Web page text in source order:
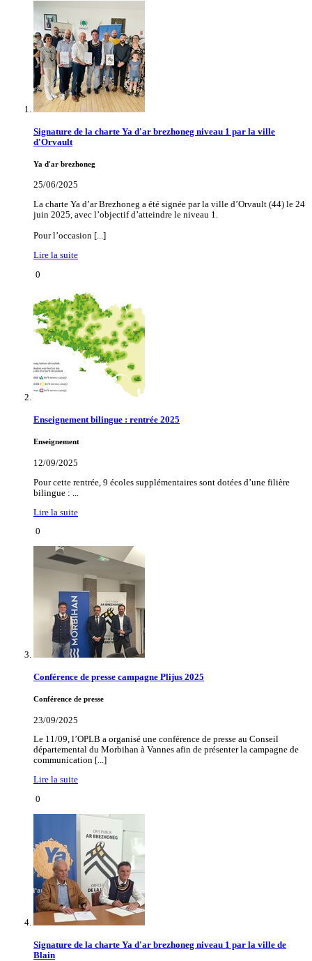
Signature de la charte Ya d'ar brezhoneg niveau 1 par la ville
d'Orvault
Ya d'ar brezhoneg
25/06/2025
La charte Ya d’ar Brezhoneg a été signée par la ville d’Orvault (44) le 24
juin 2025, avec l’objectif d’atteindre le niveau 1.
Pour l’occasion [...]
Lire la suite
0
Enseignement bilingue : rentrée 2025
Enseignement
12/09/2025
Pour cette rentrée, 9 écoles supplémentaires sont dotées d’une filière
bilingue : ...
Lire la suite
0
Conférence de presse campagne Plijus 2025
Conférence de presse
23/09/2025
Le 11/09, l’OPLB a organisé une conférence de presse au Conseil
départemental du Morbihan à Vannes afin de présenter la campagne de
communication [...]
Lire la suite
0
Signature de la charte Ya d'ar brezhoneg niveau 1 par la ville de
Blain